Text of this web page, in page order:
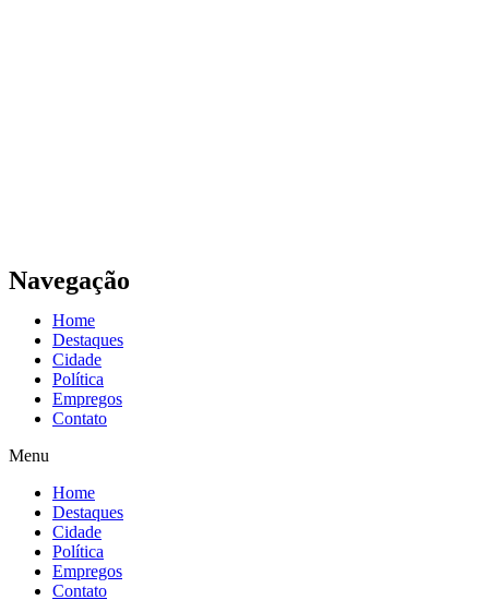
Navegação
Home
Destaques
Cidade
Política
Empregos
Contato
Menu
Home
Destaques
Cidade
Política
Empregos
Contato